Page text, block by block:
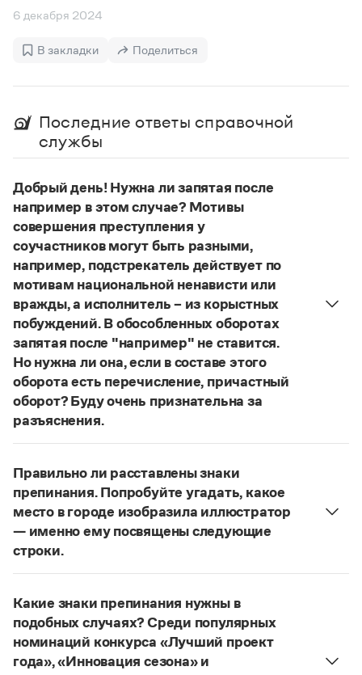
Справочник по пунктуации
Словарь-справочник трудностей
Справочник по фразеологии
Словарь-справочник непростые слова
Все справочники портала
Журнал
Новости и события
Статьи
Монологи
Лекции и подкасты
Рекомендуем
Правила русского языка: от азов до тонкостей
Интерактивные упражнения: от простого к сложному
Скороговорки
Словари
Научпоп
Учебники и справочники
Все книги
6 декабря 2024
В закладки Поделиться
Последние ответы справочной
службы
Добрый день! Нужна ли запятая после
например в этом случае? Мотивы
совершения преступления у
соучастников могут быть разными,
например, подстрекатель действует по
мотивам национальной ненависти или
вражды, а исполнитель – из корыстных
побуждений. В обособленных оборотах
запятая после "например" не ставится.
Но нужна ли она, если в составе этого
оборота есть перечисление, причастный
оборот? Буду очень признательна за
разъяснения.
В § 94«Правил русской орфографии и пунктуации»
слова и сочетания слов, стоящие на границе
частей сложного предложения и относящиеся к
следующему за ними предложению,
не отделяются от него запятой:Послышался
резкий стук, должно быть сорвалась ставня
По этому правилу запятая посленапример
не нужна:Мотивы совершения преступления у
соучастников могут быть разными, например
подстрекатель действует по мотивам
национальной ненависти или вражды,
Правильно ли расставлены знаки
препинания. Попробуйте угадать, какое
место в городе изобразила иллюстратор
— именно ему посвящены следующие
строки.
Нужно закрыть запятой придаточную часть:
изобразила иллюстратор, — именно ему
посвящены следующие строки.
Страница ответа
Какие знаки препинания нужны в
подобных случаях? Среди популярных
номинаций конкурса «Лучший проект
года», «Инновация сезона» и